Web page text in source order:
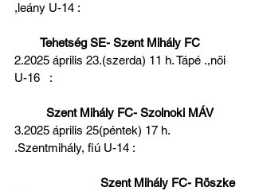
,leány U-14 :
Tehetség SE- Szent Mihály FC
2.2025 április 23.(szerda) 11 h. Tápé .,női
U-16   :
Szent Mihály FC- Szolnoki MÁV
3.2025 április 25(péntek) 17 h.
.Szentmihály, fiú U-14 :
Szent Mihály FC- Röszke